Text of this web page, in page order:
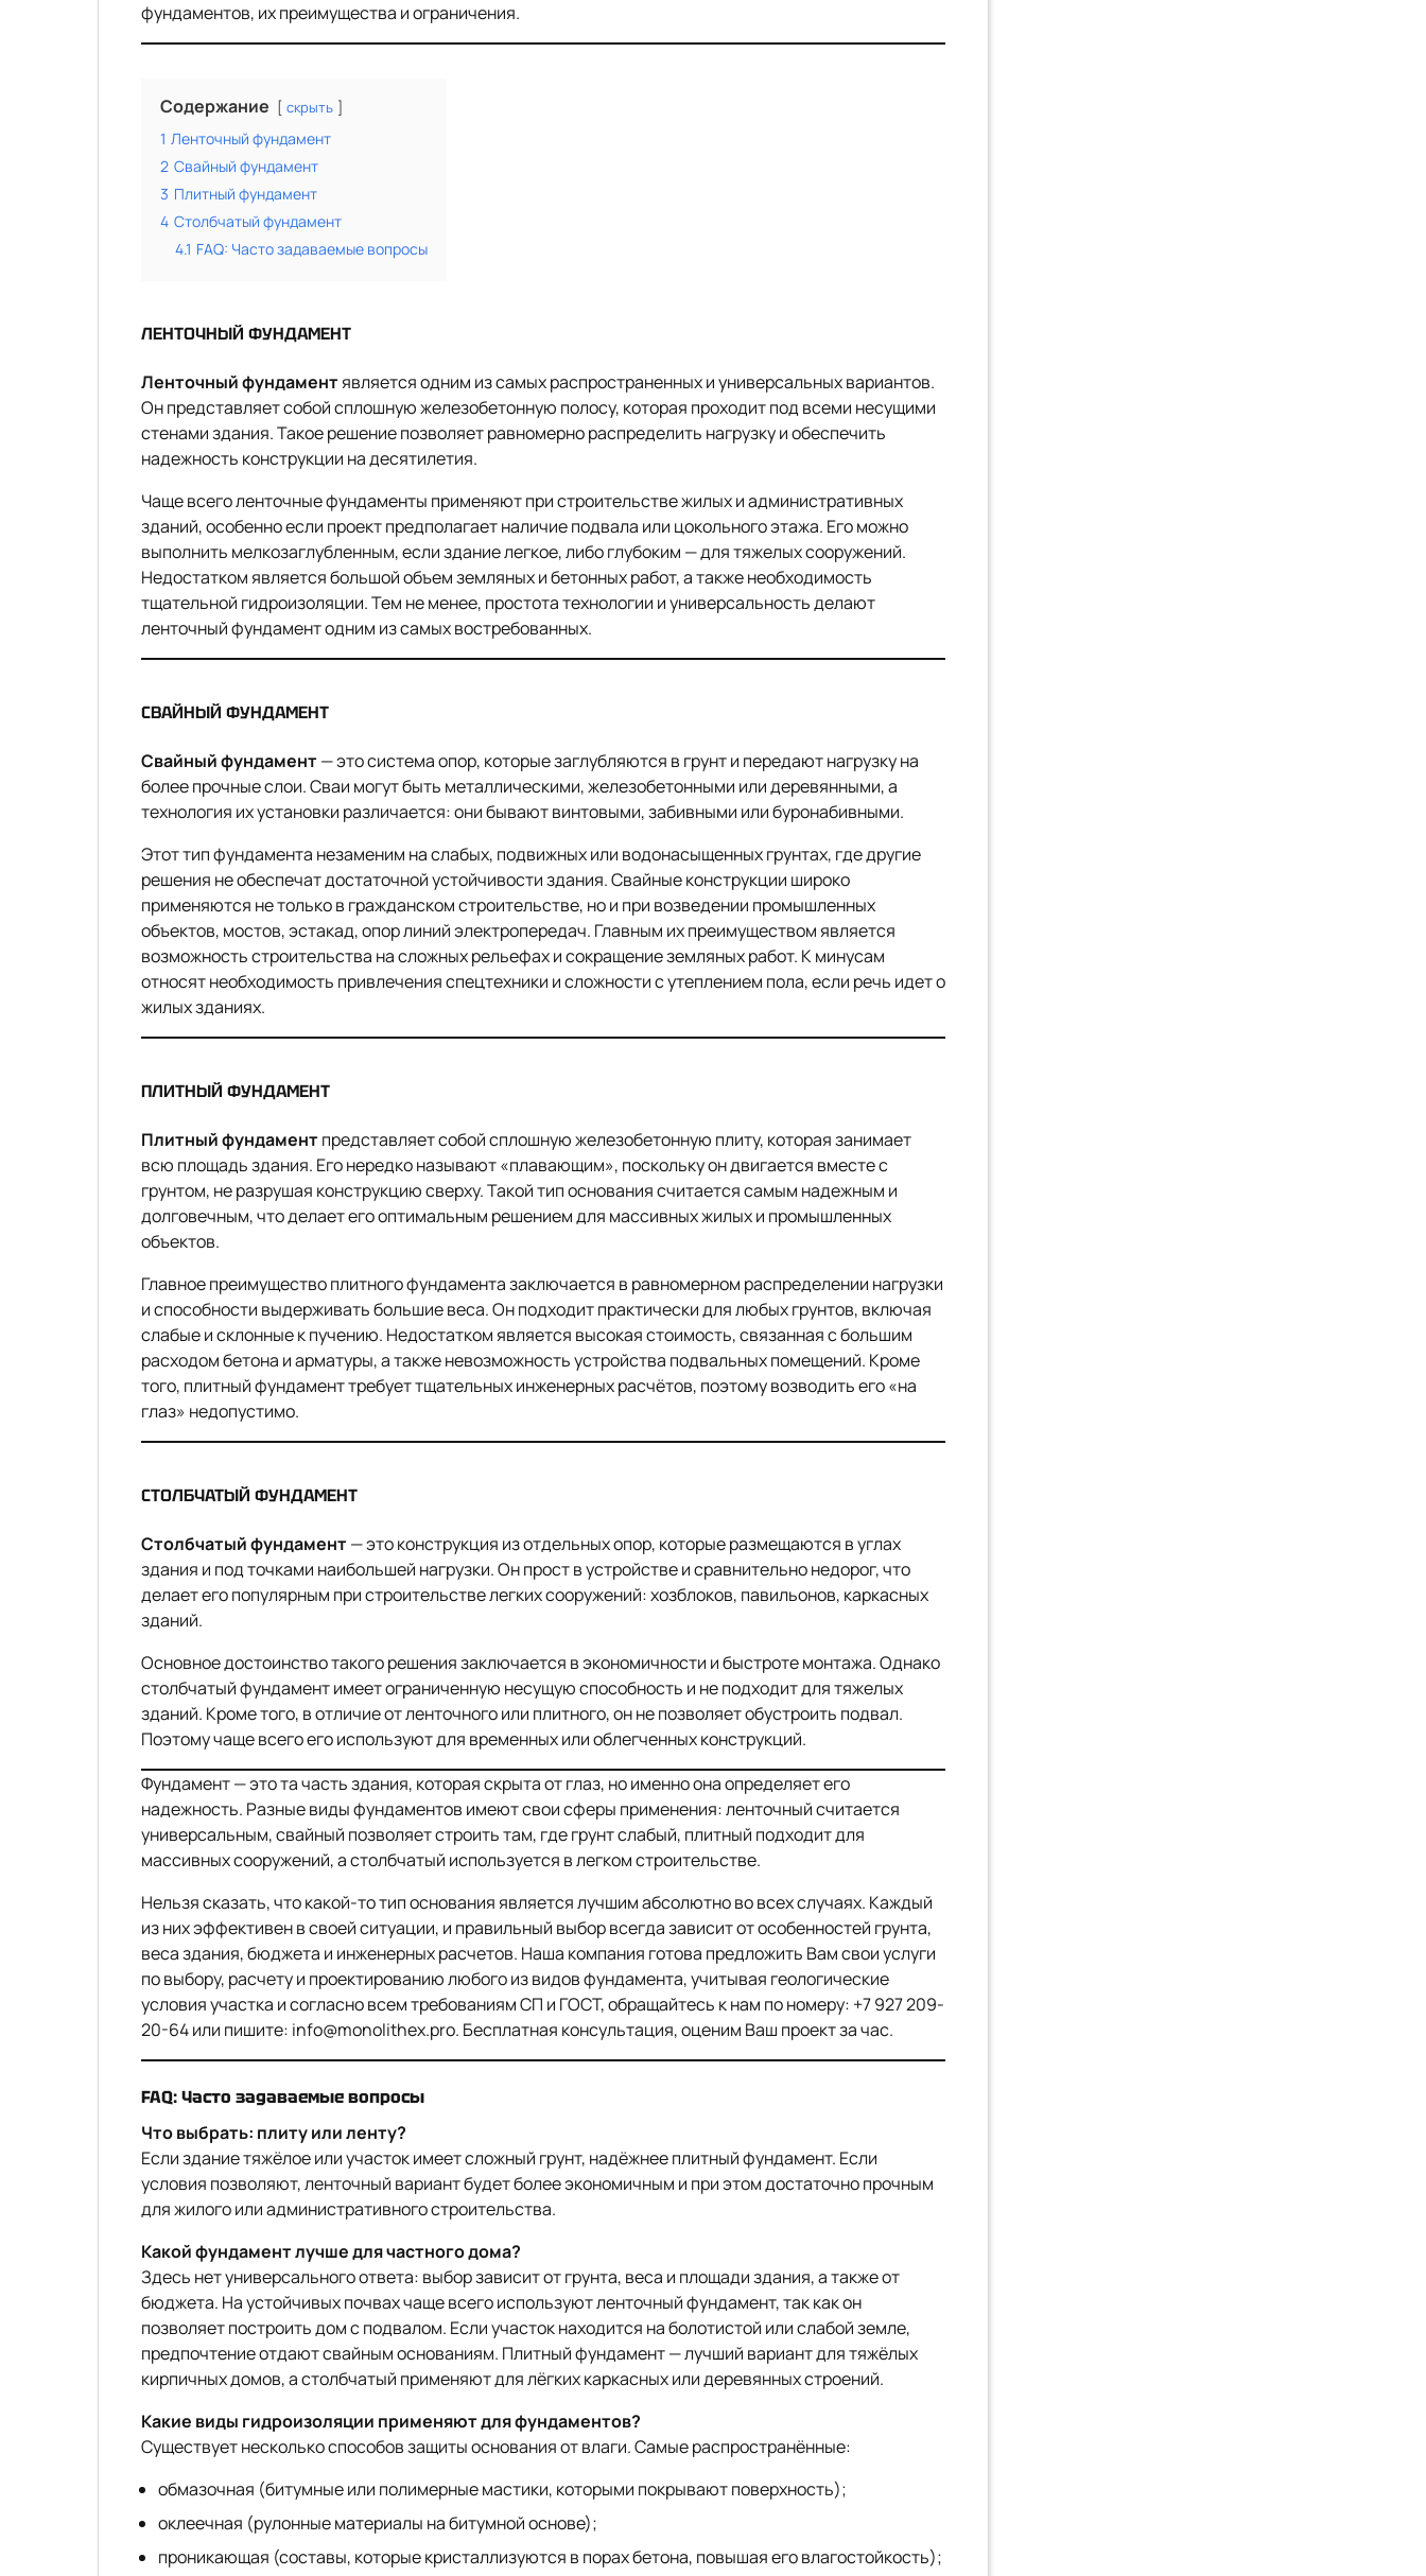
фундаментов, их преимущества и ограничения.
Содержание скрыть
1 Ленточный фундамент
2 Свайный фундамент
3 Плитный фундамент
4 Столбчатый фундамент
4.1 FAQ: Часто задаваемые вопросы
ЛЕНТОЧНЫЙ ФУНДАМЕНТ
Ленточный фундаментявляется одним из самых распространенных и универсальных вариантов.
Он представляет собой сплошную железобетонную полосу, которая проходит под всеми несущими
стенами здания. Такое решение позволяет равномерно распределить нагрузку и обеспечить
надежность конструкции на десятилетия.
Чаще всего ленточные фундаменты применяют при строительстве жилых и административных
зданий, особенно если проект предполагает наличие подвала или цокольного этажа. Его можно
выполнить мелкозаглубленным, если здание легкое, либо глубоким — для тяжелых сооружений.
Недостатком является большой объем земляных и бетонных работ, а также необходимость
тщательной гидроизоляции. Тем не менее, простота технологии и универсальность делают
ленточный фундамент одним из самых востребованных.
СВАЙНЫЙ ФУНДАМЕНТ
Свайный фундамент— это система опор, которые заглубляются в грунт и передают нагрузку на
более прочные слои. Сваи могут быть металлическими, железобетонными или деревянными, а
технология их установки различается: они бывают винтовыми, забивными или буронабивными.
Этот тип фундамента незаменим на слабых, подвижных или водонасыщенных грунтах, где другие
решения не обеспечат достаточной устойчивости здания. Свайные конструкции широко
применяются не только в гражданском строительстве, но и при возведении промышленных
объектов, мостов, эстакад, опор линий электропередач. Главным их преимуществом является
возможность строительства на сложных рельефах и сокращение земляных работ. К минусам
относят необходимость привлечения спецтехники и сложности с утеплением пола, если речь идет о
жилых зданиях.
ПЛИТНЫЙ ФУНДАМЕНТ
Плитный фундаментпредставляет собой сплошную железобетонную плиту, которая занимает
всю площадь здания. Его нередко называют «плавающим», поскольку он двигается вместе с
грунтом, не разрушая конструкцию сверху. Такой тип основания считается самым надежным и
долговечным, что делает его оптимальным решением для массивных жилых и промышленных
объектов.
Главное преимущество плитного фундамента заключается в равномерном распределении нагрузки
и способности выдерживать большие веса. Он подходит практически для любых грунтов, включая
слабые и склонные к пучению. Недостатком является высокая стоимость, связанная с большим
расходом бетона и арматуры, а также невозможность устройства подвальных помещений. Кроме
того, плитный фундамент требует тщательных инженерных расчётов, поэтому возводить его «на
глаз» недопустимо.
СТОЛБЧАТЫЙ ФУНДАМЕНТ
Столбчатый фундамент— это конструкция из отдельных опор, которые размещаются в углах
здания и под точками наибольшей нагрузки. Он прост в устройстве и сравнительно недорог, что
делает его популярным при строительстве легких сооружений: хозблоков, павильонов, каркасных
зданий.
Основное достоинство такого решения заключается в экономичности и быстроте монтажа. Однако
столбчатый фундамент имеет ограниченную несущую способность и не подходит для тяжелых
зданий. Кроме того, в отличие от ленточного или плитного, он не позволяет обустроить подвал.
Поэтому чаще всего его используют для временных или облегченных конструкций.
Фундамент — это та часть здания, которая скрыта от глаз, но именно она определяет его
надежность. Разные виды фундаментов имеют свои сферы применения: ленточный считается
универсальным, свайный позволяет строить там, где грунт слабый, плитный подходит для
массивных сооружений, а столбчатый используется в легком строительстве.
Нельзя сказать, что какой-то тип основания является лучшим абсолютно во всех случаях. Каждый
из них эффективен в своей ситуации, и правильный выбор всегда зависит от особенностей грунта,
веса здания, бюджета и инженерных расчетов. Наша компания готова предложить Вам свои услуги
по выбору, расчету и проектированию любого из видов фундамента, учитывая геологические
условия участка и согласно всем требованиям СП и ГОСТ, обращайтесь к нам по номеру: +7 927 209-
20-64 или пишите: info@monolithex.pro. Бесплатная консультация, оценим Ваш проект за час.
FAQ: Часто задаваемые вопросы
Что выбрать: плиту или ленту?
Если здание тяжёлое или участок имеет сложный грунт, надёжнее плитный фундамент. Если
условия позволяют, ленточный вариант будет более экономичным и при этом достаточно прочным
для жилого или административного строительства.
Какой фундамент лучше для частного дома?
Здесь нет универсального ответа: выбор зависит от грунта, веса и площади здания, а также от
бюджета. На устойчивых почвах чаще всего используют ленточный фундамент, так как он
позволяет построить дом с подвалом. Если участок находится на болотистой или слабой земле,
предпочтение отдают свайным основаниям. Плитный фундамент — лучший вариант для тяжёлых
кирпичных домов, а столбчатый применяют для лёгких каркасных или деревянных строений.
Какие виды гидроизоляции применяют для фундаментов?
Существует несколько способов защиты основания от влаги. Самые распространённые:
обмазочная (битумные или полимерные мастики, которыми покрывают поверхность);
оклеечная (рулонные материалы на битумной основе);
проникающая (составы, которые кристаллизуются в порах бетона, повышая его влагостойкость);